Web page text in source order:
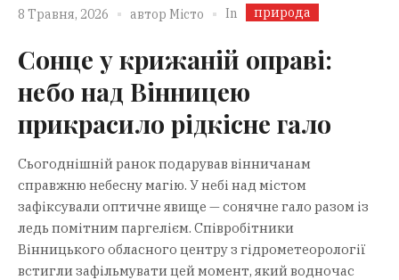
8 Травня, 2026 автор Місто In природа
Сонце у крижаній оправі:
небо над Вінницею
прикрасило рідкісне гало
Сьогоднішній ранок подарував вінничанам
справжню небесну магію. У небі над містом
зафіксували оптичне явище — сонячне гало разом із
ледь помітним паргелієм. Співробітники
Вінницького обласного центру з гідрометеорології
встигли зафільмувати цей момент, який водночас